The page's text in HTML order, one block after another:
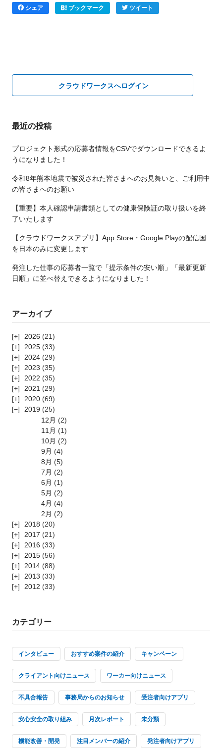
シェア ブックマーク ツイート
クラウドワークスへログイン
最近の投稿
プロジェクト形式の応募者情報をCSVでダウンロードできるよ
うになりました！
令和8年熊本地震で被災された皆さまへのお見舞いと、ご利用中
の皆さまへのお願い
【重要】本人確認申請書類としての健康保険証の取り扱いを終
了いたします
【クラウドワークスアプリ】App Store・Google Playの配信国
を日本のみに変更します
発注した仕事の応募者一覧で「提示条件の安い順」「最新更新
日順」に並べ替えできるようになりました！
アーカイブ
2026 (21)
2025 (33)
2024 (29)
2023 (35)
2022 (35)
2021 (29)
2020 (69)
2019 (25)
12月 (2)
11月 (1)
10月 (2)
9月 (4)
8月 (5)
7月 (2)
6月 (1)
5月 (2)
4月 (4)
2月 (2)
2018 (20)
2017 (21)
2016 (33)
2015 (56)
2014 (88)
2013 (33)
2012 (33)
カテゴリー
インタビュー おすすめ案件の紹介 キャンペーン
クライアント向けニュース ワーカー向けニュース
不具合報告 事務局からのお知らせ 受注者向けアプリ
安心安全の取り組み 月次レポート 未分類
機能改善・開発 注目メンバーの紹介 発注者向けアプリ